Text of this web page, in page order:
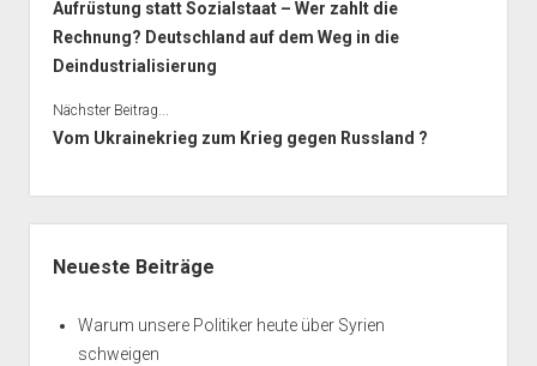
Aufrüstung statt Sozialstaat – Wer zahlt die
Rechnung? Deutschland auf dem Weg in die
Deindustrialisierung
Nächster Beitrag...
Vom Ukrainekrieg zum Krieg gegen Russland ?
Neueste Beiträge
Warum unsere Politiker heute über Syrien
schweigen